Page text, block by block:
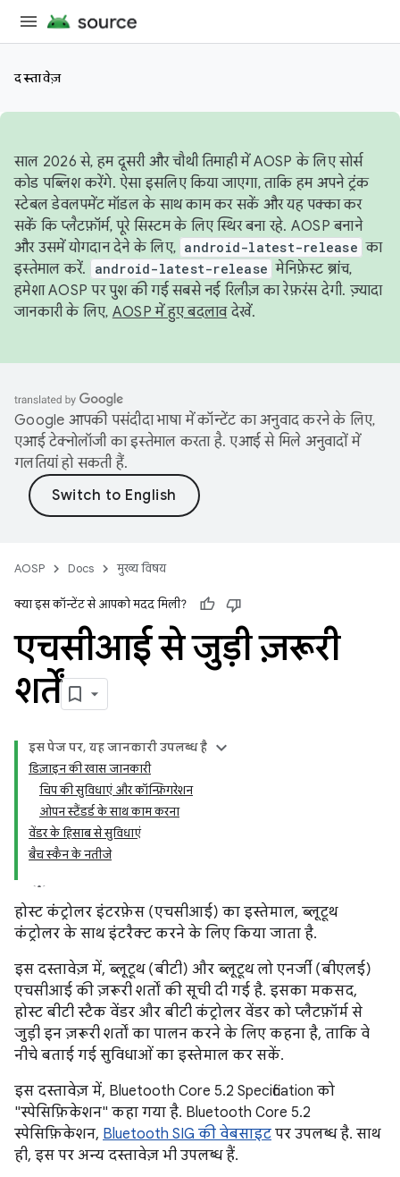
दस्तावेज़
साल 2026 से, हम दूसरी और चौथी तिमाही में AOSP के लिए सोर्स
कोड पब्लिश करेंगे. ऐसा इसलिए किया जाएगा, ताकि हम अपने ट्रंक
स्टेबल डेवलपमेंट मॉडल के साथ काम कर सकें और यह पक्का कर
सकें कि प्लैटफ़ॉर्म, पूरे सिस्टम के लिए स्थिर बना रहे. AOSP बनाने
और उसमें योगदान देने के लिए, android-latest-release का
इस्तेमाल करें.
android-latest-release मेनिफ़ेस्ट ब्रांच,
हमेशा AOSP पर पुश की गई सबसे नई रिलीज़ का रेफ़रंस देगी. ज़्यादा
जानकारी के लिए, AOSP में हुए बदलावदेखें.
Google आपकी पसंदीदा भाषा में कॉन्टेंट का अनुवाद करने के लिए,
एआई टेक्नोलॉजी का इस्तेमाल करता है. एआई से मिले अनुवादों में
गलतियां हो सकती हैं.
AOSP Docs मुख्य विषय
क्या इस कॉन्टेंट से आपको मदद मिली?
एचसीआई से जुड़ी ज़रूरी
शर्तें
इस पेज पर, यह जानकारी उपलब्ध है
डिज़ाइन की खास जानकारी
चिप की सुविधाएं और कॉन्फ़िगरेशन
ओपन स्टैंडर्ड के साथ काम करना
वेंडर के हिसाब से सुविधाएं
बैच स्कैन के नतीजे
होस्ट कंट्रोलर इंटरफ़ेस (एचसीआई) का इस्तेमाल, ब्लूटूथ
कंट्रोलर के साथ इंटरैक्ट करने के लिए किया जाता है.
इस दस्तावेज़ में, ब्लूटूथ (बीटी) और ब्लूटूथ लो एनर्जी (बीएलई)
एचसीआई की ज़रूरी शर्तों की सूची दी गई है. इसका मकसद,
होस्ट बीटी स्टैक वेंडर और बीटी कंट्रोलर वेंडर को प्लैटफ़ॉर्म से
जुड़ी इन ज़रूरी शर्तों का पालन करने के लिए कहना है, ताकि वे
नीचे बताई गई सुविधाओं का इस्तेमाल कर सकें.
इस दस्तावेज़ में, Bluetooth Core 5.2 Specification को
"स्पेसिफ़िकेशन" कहा गया है. Bluetooth Core 5.2
स्पेसिफ़िकेशन, Bluetooth SIG की वेबसाइट पर उपलब्ध है. साथ
ही, इस पर अन्य दस्तावेज़ भी उपलब्ध हैं.